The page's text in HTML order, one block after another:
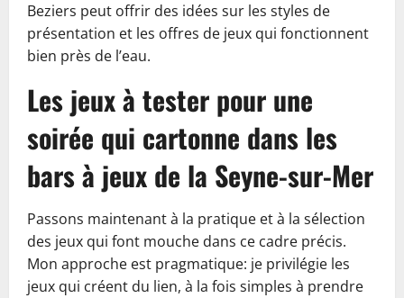
Beziers peut offrir des idées sur les styles de
présentation et les offres de jeux qui fonctionnent
bien près de l’eau.
Les jeux à tester pour une
soirée qui cartonne dans les
bars à jeux de la Seyne-sur-Mer
Passons maintenant à la pratique et à la sélection
des jeux qui font mouche dans ce cadre précis.
Mon approche est pragmatique: je privilégie les
jeux qui créent du lien, à la fois simples à prendre